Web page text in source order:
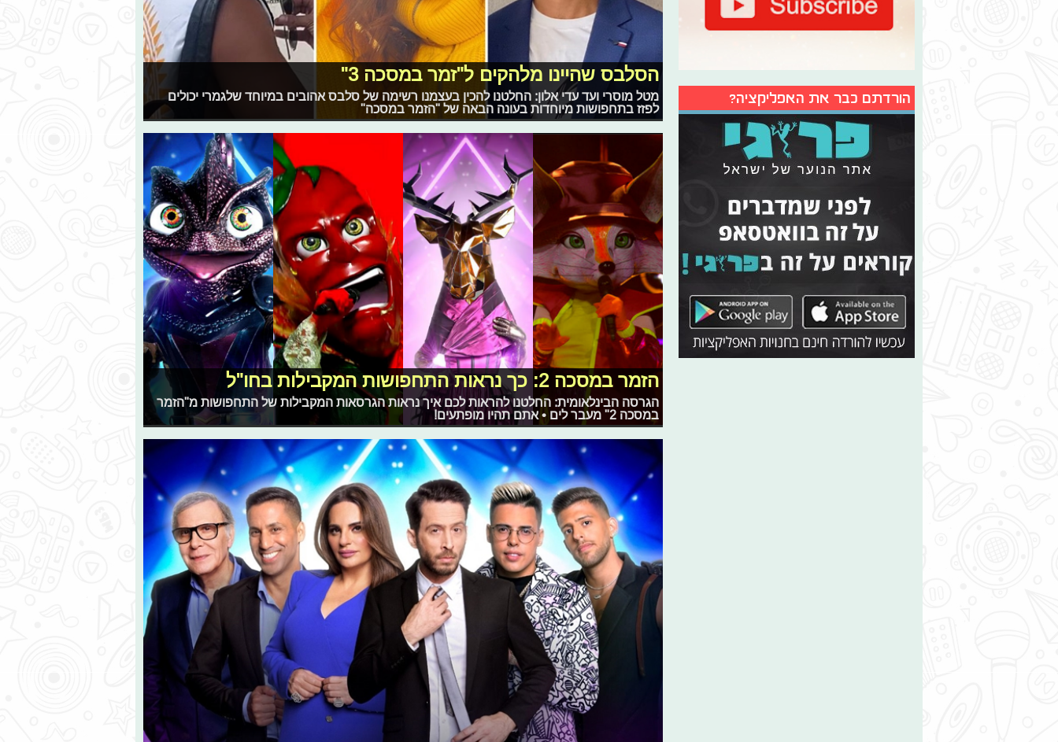
הסלבס שהיינו מלהקים ל"זמר במסכה 3"
מטל מוסרי ועד עדי אלון: החלטנו להכין בעצמנו רשימה של סלבס אהובים במיוחד שלגמרי יכולים
לפזז בתחפושות מיוחדות בעונה הבאה של "הזמר במסכה"
הזמר במסכה 2: כך נראות התחפושות המקבילות בחו"ל
הגרסה הבינלאומית: החלטנו להראות לכם איך נראות הגרסאות המקבילות של התחפושות מ"הזמר
במסכה 2" מעבר לים • אתם תהיו מופתעים!
הורדתם כבר את האפליקציה?